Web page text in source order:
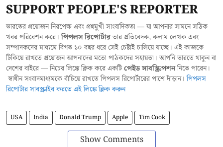
SUPPORT PEOPLE'S REPORTER
ভারতের প্রয়োজন নিরপেক্ষ এবং প্রশ্নমুখী সাংবাদিকতা — যা আপনার সামনে সঠিক
খবর পরিবেশন করে।পিপলস রিপোর্টারতার প্রতিবেদক, কলাম লেখক এবং
সম্পাদকদের মাধ্যমে বিগত ১০ বছর ধরে সেই চেষ্টাই চালিয়ে যাচ্ছে। এই কাজকে
টিকিয়ে রাখতে প্রয়োজন আপনাদের মতো পাঠকদের সহায়তা। আপনি ভারতে থাকুন বা
দেশের বাইরে — নিচের লিঙ্কে ক্লিক করে একটিপেইড সাবস্ক্রিপশননিতে পারেন।
স্বাধীন সংবাদমাধ্যমকে বাঁচিয়ে রাখতে পিপলস রিপোর্টারের পাশে দাঁড়ান।পিপলস
রিপোর্টার সাবস্ক্রাইব করতে এই লিঙ্কে ক্লিক করুন
USA India Donald Trump Apple Tim Cook
Show Comments